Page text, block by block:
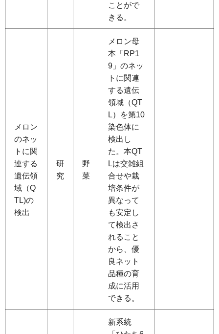
ことがで
きる。
メロン
のネッ
トに関
連する
遺伝領
域（Q
TL)の
検出
研
究
野
菜
メロン母
本「RP1
9」のネッ
トに関連
する遺伝
領域（QT
L）を第10
染色体に
検出し
た。本QT
Lは交雑組
合せや栽
培条件が
異なって
も安定し
て検出さ
れること
から、優
良ネット
品種の育
成に活用
できる。
新系統